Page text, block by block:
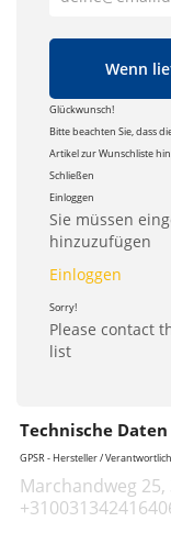
Wenn
Glückwunsch!
Bitte beachten Sie, dass
Artikel zur Wunschliste
Schließen
Einloggen
Sie müssen
hinzuzufügen
Einloggen
Sorry!
Please contact
list
Technische Daten
GPSR - Hersteller /
Marchandweg 25,